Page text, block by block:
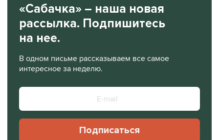
«Сабачка» – наша новая
рассылка. Подпишитесь
на нее.
В одном письме рассказываем все самое
интересное за неделю.
Подписаться